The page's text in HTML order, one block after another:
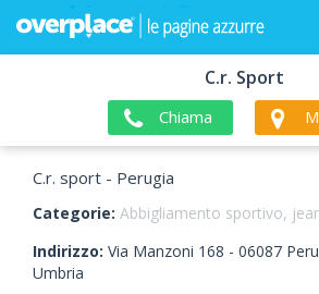
C.r. Sport
Chiama
C.r. sport - Perugia
Categorie: Abbigliamento sportivo,
Indirizzo: Via Manzoni 168 - 06087
Umbria